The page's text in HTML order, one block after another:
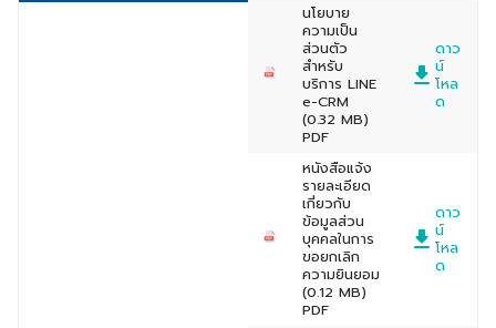
นโยบาย
ความเป็น
ส่วนตัว
สำหรับ
บริการ LINE
e-CRM
(0.32 MB)
PDF
ดาว
น์
โหล
ด
หนังสือแจ้ง
รายละเอียด
เกี่ยวกับ
ข้อมูลส่วน
บุคคลในการ
ขอยกเลิก
ความยินยอม
(0.12 MB)
PDF
ดาว
น์
โหล
ด